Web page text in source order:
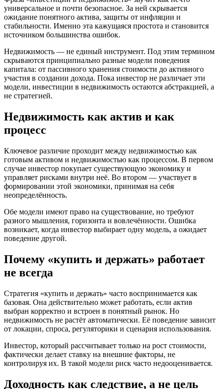
универсальное и почти безопасное. За ней скрывается
ожидание понятного актива, защиты от инфляции и
стабильности. Именно эта кажущаяся простота и становится
источником большинства ошибок.
Недвижимость — не единый инструмент. Под этим термином
скрываются принципиально разные модели поведения
капитала: от пассивного хранения стоимости до активного
участия в создании дохода. Пока инвестор не различает эти
модели, инвестиции в недвижимость остаются абстракцией, а
не стратегией.
Недвижимость как актив и как
процесс
Ключевое различие проходит между недвижимостью как
готовым активом и недвижимостью как процессом. В первом
случае инвестор покупает существующую экономику и
управляет рисками внутри неё. Во втором — участвует в
формировании этой экономики, принимая на себя
неопределённость.
Обе модели имеют право на существование, но требуют
разного мышления, горизонта и вовлечённости. Ошибка
возникает, когда инвестор выбирает одну модель, а ожидает
поведение другой.
Почему «купить и держать» работает
не всегда
Стратегия «купить и держать» часто воспринимается как
базовая. Она действительно может работать, если актив
выбран корректно и встроен в понятный рынок. Но
недвижимость не растёт автоматически. Её поведение зависит
от локации, спроса, регуляторики и сценария использования.
Инвестор, который рассчитывает только на рост стоимости,
фактически делает ставку на внешние факторы, не
контролируя их. В такой модели риск часто недооценивается.
Доходность как следствие, а не цель